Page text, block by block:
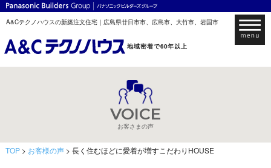
A&Cテクノハウスの新築注文住宅｜広島県廿日市市、広島市、大竹市、岩国市
地域密着で60年以上
VOICE
お客さまの声
TOP> お客様の声> 長く住むほどに愛着が増すこだわりHOUSE